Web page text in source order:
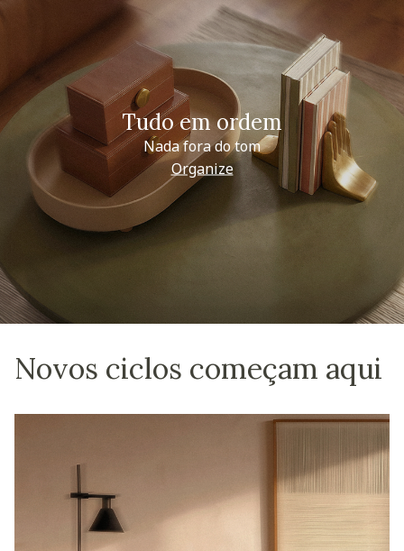
Tudo em ordem
Nada fora do tom
Organize
Novos ciclos começam aqui